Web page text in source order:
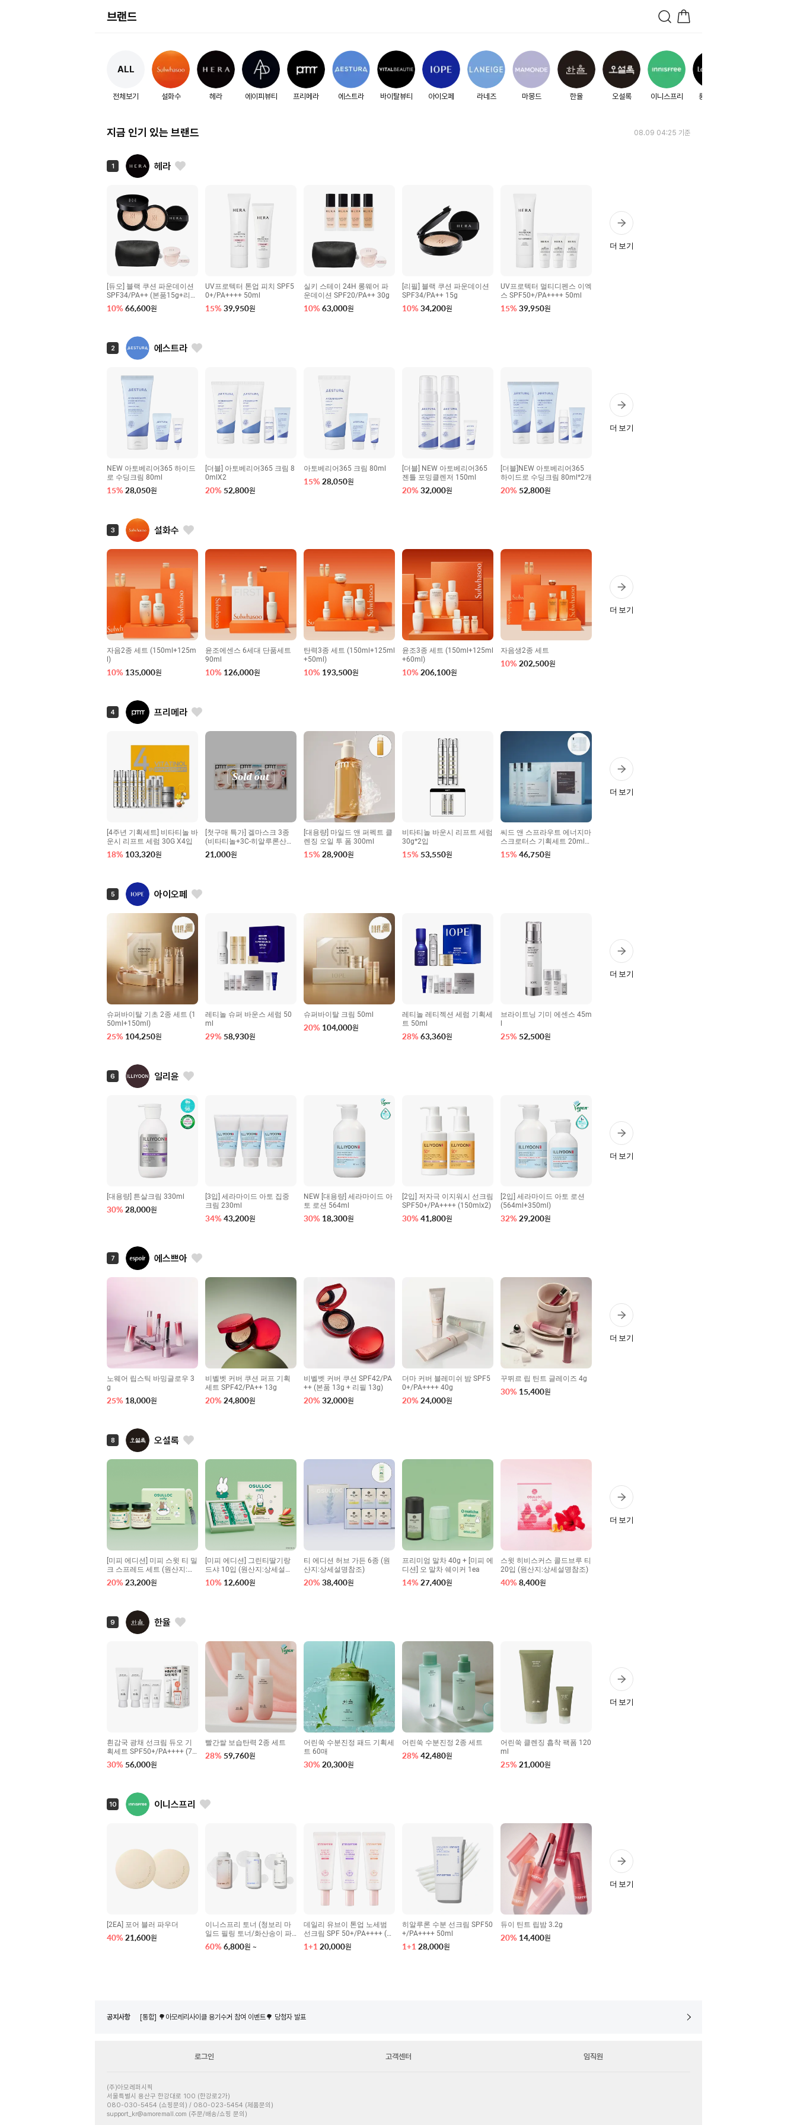
브랜드
ALL
전체보기 설화수 헤라 에이피뷰티 프리메라 에스트라 바이탈뷰티 아이오페 라네즈 마몽드 한율 오설록 이니스프리 롱테이크
지금 인기 있는 브랜드 08.09 04:25 기준
1 헤라
[듀오] 블랙 쿠션 파운데이션
SPF34/PA++ (본품15g+리필
15g)
10%66,600원
UV프로텍터 톤업 피치 SPF5
0+/PA++++ 50ml
15%39,950원
실키 스테이 24H 롱웨어 파
운데이션 SPF20/PA++ 30g
10%63,000원
[리필] 블랙 쿠션 파운데이션
SPF34/PA++ 15g
10%34,200원
UV프로텍터 멀티디펜스 이엑
스 SPF50+/PA++++ 50ml
15%39,950원
더 보기
2 에스트라
NEW 아토베리어365 하이드
로 수딩크림 80ml
15%28,050원
[더블] 아토베리어365 크림 8
0mlX2
20%52,800원
아토베리어365 크림 80ml
15%28,050원
[더블] NEW 아토베리어365
젠틀 포밍클렌저 150ml
20%32,000원
[더블]NEW 아토베리어365
하이드로 수딩크림 80ml*2개
20%52,800원
더 보기
3 설화수
자음2종 세트 (150ml+125m
l)
10% 135,000원
윤조에센스 6세대 단품세트
90ml
10% 126,000원
탄력3종 세트 (150ml+125ml
+50ml)
10% 193,500원
윤조3종 세트 (150ml+125ml
+60ml)
10%206,100원
자음생2종 세트
10%202,500원
더 보기
4 프리메라
[4주년 기획세트] 비타티놀 바
운시 리프트 세럼 30G X4입
18% 103,320원
[첫구매 특가] 겔마스크 3종
(비타티놀+3C-히알루론산
+피디알엔)
21,000원
[대용량] 마일드 앤 퍼펙트 클
렌징 오일 투 폼 300ml
15%28,900원
비타티놀 바운시 리프트 세럼
30g*2입
15%53,550원
씨드 앤 스프라우트 에너지마
스크로터스 기획세트 20ml*3
0매
15%46,750원
더 보기
5 아이오페
슈퍼바이탈 기초 2종 세트 (1
50ml+150ml)
25% 104,250원
레티놀 슈퍼 바운스 세럼 50
ml
29%58,930원
슈퍼바이탈 크림 50ml
20% 104,000원
레티놀 레티젝션 세럼 기획세
트 50ml
28%63,360원
브라이트닝 기미 에센스 45m
25%52,500원
더 보기
6 일리윤
[대용량] 튼살크림 330ml
30%28,000원
[3입] 세라마이드 아토 집중
크림 230ml
34%43,200원
NEW [대용량] 세라마이드 아
토 로션 564ml
30% 18,300원
[2입] 저자극 이지워시 선크림
SPF50+/PA++++ (150mlx2)
30%41,800원
[2입] 세라마이드 아토 로션
(564ml+350ml)
32%29,200원
더 보기
7 에스쁘아
노웨어 립스틱 바밍글로우 3
g
25% 18,000원
비벨벳 커버 쿠션 퍼프 기획
세트 SPF42/PA++ 13g
20%24,800원
비벨벳 커버 쿠션 SPF42/PA
++ (본품 13g + 리필 13g)
20%32,000원
더마 커버 블레미쉬 밤 SPF5
0+/PA++++ 40g
20%24,000원
꾸뛰르 립 틴트 글레이즈 4g
30% 15,400원
더 보기
8 오설록
[미피 에디션] 미피 스윗 티 밀
크 스프레드 세트 (원산지:상
세설명참조)
20%23,200원
[미피 에디션] 그린티딸기랑
드샤 10입 (원산지:상세설명
참조)
10% 12,600원
티 에디션 허브 가든 6종 (원
산지:상세설명참조)
20%38,400원
프리미엄 말차 40g + [미피 에
디션] 오 말차 쉐이커 1ea
14%27,400원
스윗 히비스커스 콜드브루 티
20입 (원산지:상세설명참조)
40%8,400원
더 보기
9 한율
흰감국 광채 선크림 듀오 기
획세트 SPF50+/PA++++ (70
ml + 70ml)
30%56,000원
빨간쌀 보습탄력 2종 세트
28%59,760원
어린쑥 수분진정 패드 기획세
트 60매
30%20,300원
어린쑥 수분진정 2종 세트
28%42,480원
어린쑥 클렌징 흡착 팩폼 120
ml
25%21,000원
더 보기
10 이니스프리
[2EA] 포어 블러 파우더
40%21,600원
이니스프리 토너 (청보리 마
일드 필링 토너/화산송이 파
하 모공 매끈결 토너/비자 트
러블 토너)
60%6,800원 ~
데일리 유브이 톤업 노세범
선크림 SPF 50+/PA++++ (핑
크/라벤더/베이지) 50ml
1+1 20,000원
히알루론 수분 선크림 SPF50
+/PA++++ 50ml
1+1 28,000원
듀이 틴트 립밤 3.2g
20% 14,400원
더 보기
공지사항
[통합] 🌳아모레리사이클 용기수거 참여 이벤트🌳 당첨자 발표
[통합] 🌳아모레리사이클 용기수거 참여 이벤트🌳 당첨자 발표
로그인 고객센터 임직원
(주)아모레퍼시픽
서울특별시 용산구 한강대로 100 (한강로2가)
080-030-5454 (쇼핑문의) / 080-023-5454 (제품문의)
support_kr@amoremall.com (주문/배송/쇼핑 문의)